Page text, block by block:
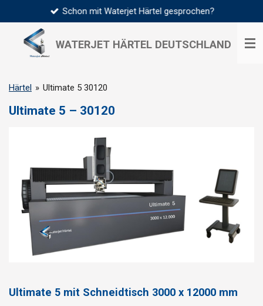
Hauptinhalt
springen
WATERJET HÄRTEL DEUTSCHLAND
Schon mit Waterjet Härtel gesprochen?
Härtel » Ultimate 5 30120
Ultimate 5 – 30120
Ultimate 5 mit Schneidtisch 3000 x 12000 mm